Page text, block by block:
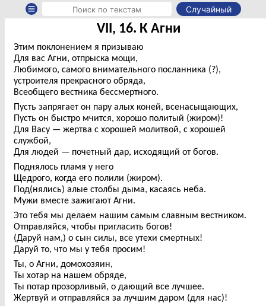
Случайный
VII, 16. К Агни
Этим поклонением я призываю
Для вас Агни, отпрыска мощи,
Любимого, самого внимательного посланника (?),
устроителя прекрасного обряда,
Всеобщего вестника бессмертного.
Пусть запрягает он пару алых коней, всенасыщающих,
Пусть он быстро мчится, хорошо политый (жиром)!
Для Васу — жертва с хорошей молитвой, с хорошей
службой,
Для людей — почетный дар, исходящий от богов.
Поднялось пламя у него
Щедрого, когда его полили (жиром).
Под(нялись) алые столбы дыма, касаясь неба.
Мужи вместе зажигают Агни.
Это тебя мы делаем нашим самым славным вестником.
Отправляйся, чтобы пригласить богов!
(Даруй нам,) о сын силы, все утехи смертных!
Даруй то, что мы у тебя просим!
Ты, о Агни, домохозяин,
Ты хотар на нашем обряде,
Ты потар прозорливый, о дающий все лучшее.
Жертвуй и отправляйся за лучшим даром (для нас)!